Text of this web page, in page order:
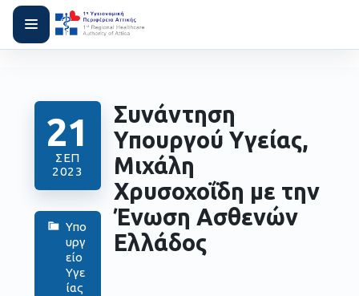
21
ΣΕΠ
2023
Υπο
υργ
είο
Υγε
ίας
Συνάντηση
Υπουργού Υγείας,
Μιχάλη
Χρυσοχοΐδη με την
Ένωση Ασθενών
Ελλάδος